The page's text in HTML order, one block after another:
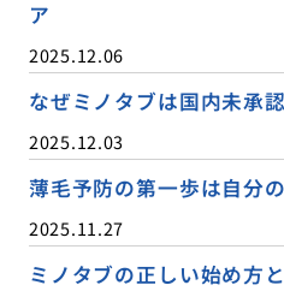
ア
2025.12.06
なぜミノタブは国内未承
2025.12.03
薄毛予防の第一歩は自分
2025.11.27
ミノタブの正しい始め方